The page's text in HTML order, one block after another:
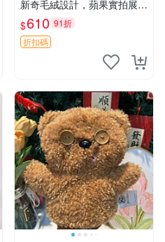
新奇毛絨設計，蘋果實拍展
示，成色極佳 晚安香薰 馮娃
娃 毛絨玩偶
$610 91折
折扣碼